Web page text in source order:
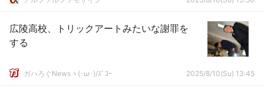
広陵高校、トリックアートみたいな謝罪を
する
ガハろぐNewsヽ(･ω･)/ｽﾞｺｰ 2025/8/10(Su) 13:45